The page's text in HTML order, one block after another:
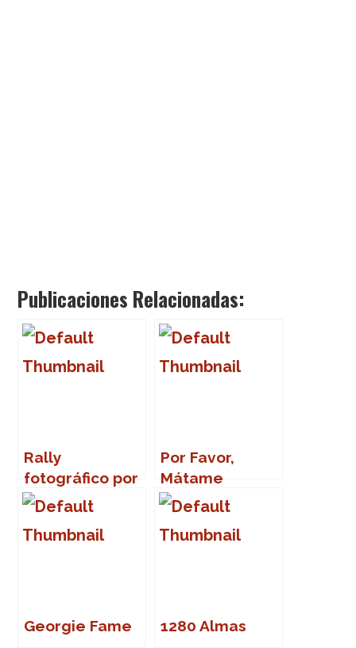
Publicaciones Relacionadas:
Rally
fotográfico por
Sevilla
Por Favor,
Mátame
Georgie Fame 1280 Almas